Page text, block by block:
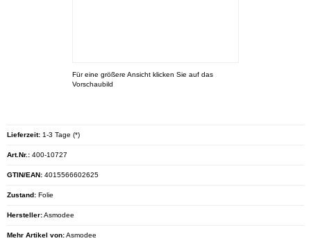
Für eine größere Ansicht klicken Sie auf das
Vorschaubild
Lieferzeit: 1-3 Tage (*)
Art.Nr.: 400-10727
GTIN/EAN: 4015566602625
Zustand: Folie
Hersteller:Asmodee
Mehr Artikel von:Asmodee